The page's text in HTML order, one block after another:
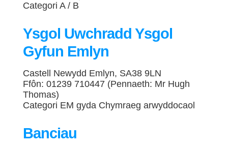
Categori A / B
Ysgol Uwchradd Ysgol
Gyfun Emlyn
Castell Newydd Emlyn, SA38 9LN
Ffôn: 01239 710447 (Pennaeth: Mr Hugh
Thomas)
Categori EM gyda Chymraeg arwyddocaol
Banciau